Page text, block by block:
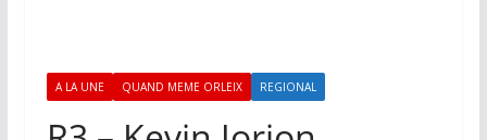
A LA UNE QUAND MEME ORLEIX REGIONAL